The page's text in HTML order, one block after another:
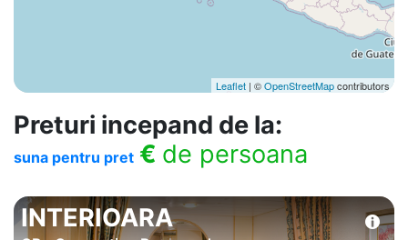
Leaflet | ©OpenStreetMapcontributors
Preturi incepand de la:
suna pentru pret € de persoana
INTERIOARA